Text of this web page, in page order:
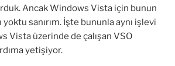
Ancak Windows Vista için bunun
sanırım. İşte bununla aynı işlevi
Vista üzerinde de çalışan VSO
yetişiyor.